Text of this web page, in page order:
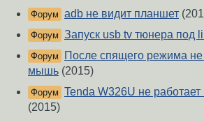
Форум adb не видит планшет
Форум Запуск usb tv тюнера под
Форум
После спящего режима не
мышь (2015)
Форум Tenda W326U не
(2015)